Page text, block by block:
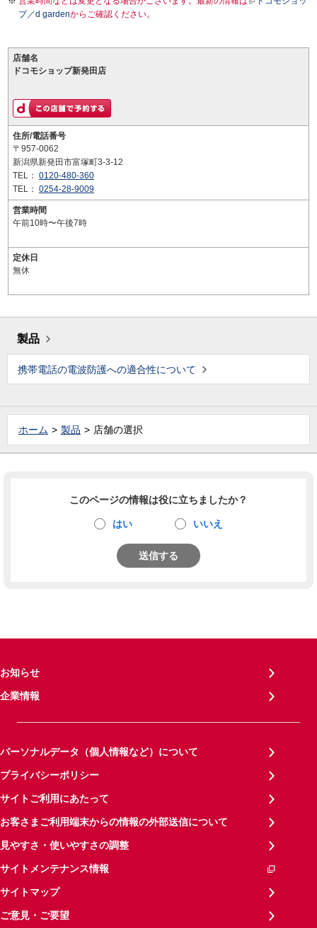
プ／d gardenからご確認ください。
店舗名
ドコモショップ新発田店
住所/電話番号
〒957-0062
新潟県新発田市富塚町3-3-12
TEL： 0120-480-360
TEL： 0254-28-9009
営業時間
午前10時〜午後7時
定休日
無休
製品
携帯電話の電波防護への適合性について
ホーム 製品 店舗の選択
このページの情報は役に立ちましたか？
はい いいえ
送信する
お知らせ
企業情報
パーソナルデータ（個人情報など）について
プライバシーポリシー
サイトご利用にあたって
お客さまご利用端末からの情報の外部送信について
見やすさ・使いやすさの調整
サイトメンテナンス情報
サイトマップ
ご意見・ご要望